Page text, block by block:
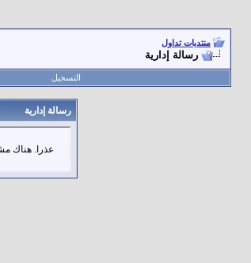
منتديات تداول
رسالة إدارية
التسجيل
رسالة إدارية
عذرا. هناك